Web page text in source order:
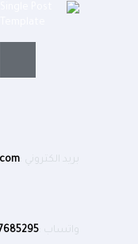
بريد الكتروني :
واتساب : , 0799080954